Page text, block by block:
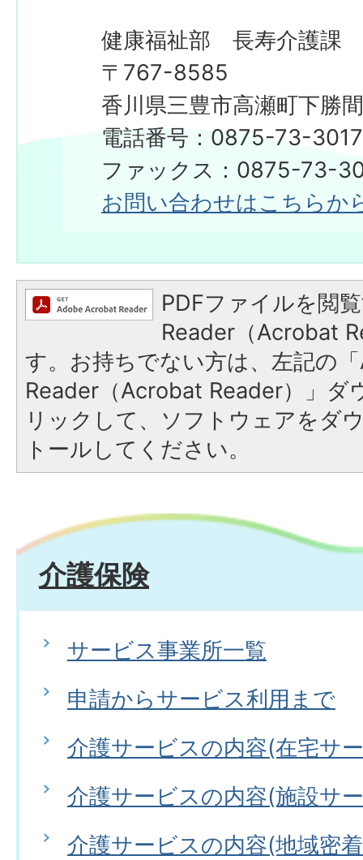
健康福祉部 長寿介護課
​​​​​​​〒767-8585
香川県三豊市高瀬町下勝
電話番号：0875-73-3017
ファックス：0875-73-
お問い合わせはこちらか
PDFファイルを閲
Reader（Acrobat
す。お持ちでない方は、左記の
Reader（Acrobat Reader）」ダ
リックして、ソフトウェアをダ
トールしてください。
介護保険
サービス事業所一覧
申請からサービス利用まで
介護サービスの内容(在宅サ
介護サービスの内容(施設サ
介護サービスの内容(地域密